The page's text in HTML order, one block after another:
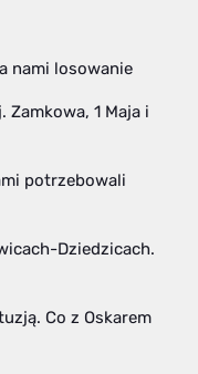
nami losowanie
1 Maja i
potrzebowali
Dziedzicach.
Co z Oskarem